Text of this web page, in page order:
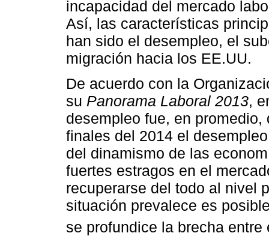
incapacidad del mercado
Así, las características
han sido el desempleo, el
migración hacia los EE.UU.
De acuerdo con la
su Panorama Laboral 2013,
desempleo fue, en
finales del 2014 el
del dinamismo de las
fuertes estragos en el
recuperarse del todo al nivel
situación prevalece es
se profundice la brecha entre